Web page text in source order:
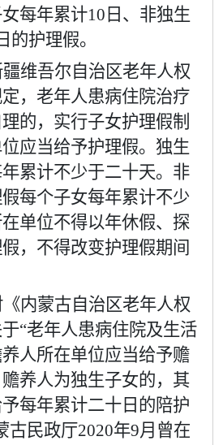
每年累计10 日、非独生
的护理假。
维吾尔自治区老年人权
，老年人患病住院治疗
的，实行子女护理假制
应当给予护理假。独生
累计不少于二十天。非
每个子女每年累计不少
单位不得以年休假、探
，不得改变护理假期间
内蒙古自治区老年人权
“老年人患病住院及生活
人所在单位应当给予赡
养人为独生子女的，其
每年累计二十日的陪护
古民政厅2020年9月曾在